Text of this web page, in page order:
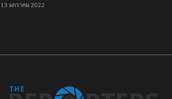
ประชาชนต้องชนะ
13 มกราคม 2022